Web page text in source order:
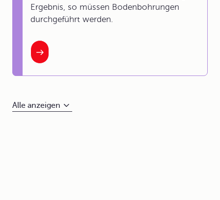
Ergebnis, so müssen Bodenbohrungen
durchgeführt werden.
Alle anzeigen